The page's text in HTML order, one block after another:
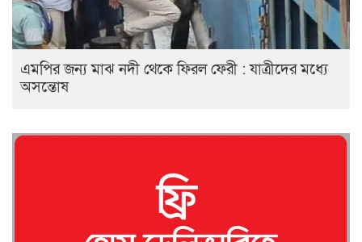
এমপির জন্য মাঝ নদী থেকে ফিরল ফেরী : যাত্রীদের মধ্যে
অসন্তোষ